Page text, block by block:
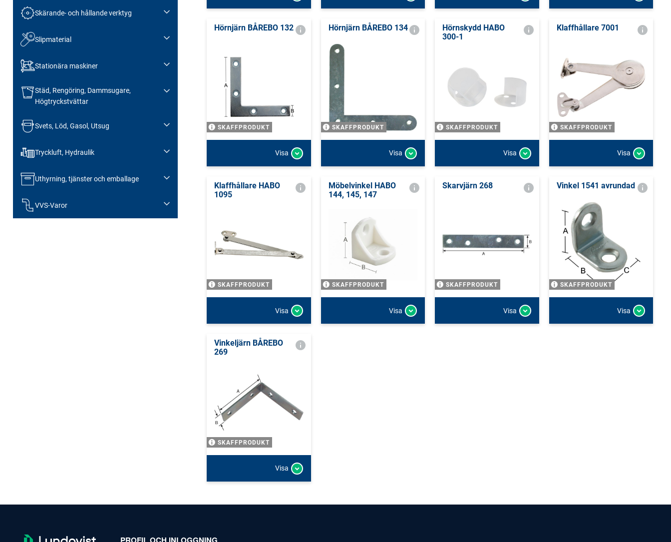
Skärande- och hållande verktyg
Slipmaterial
Stationära maskiner
Städ, Rengöring, Dammsugare,
Högtryckstvättar
Svets, Löd, Gasol, Utsug
Tryckluft, Hydraulik
Uthyrning, tjänster och emballage
VVS-Varor
Hörnjärn BÅREBO 132
SKAFFPRODUKT
Visa
Hörnjärn BÅREBO 134
SKAFFPRODUKT
Visa
Hörnskydd HABO
300-1
SKAFFPRODUKT
Visa
Klaffhållare 7001
SKAFFPRODUKT
Visa
Klaffhållare HABO
1095
SKAFFPRODUKT
Visa
Möbelvinkel HABO
144, 145, 147
SKAFFPRODUKT
Visa
Skarvjärn 268
SKAFFPRODUKT
Visa
Vinkel 1541 avrundad
SKAFFPRODUKT
Visa
Vinkeljärn BÅREBO
269
SKAFFPRODUKT
Visa